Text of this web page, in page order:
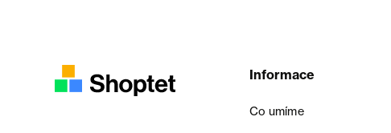
Informace
Co umíme